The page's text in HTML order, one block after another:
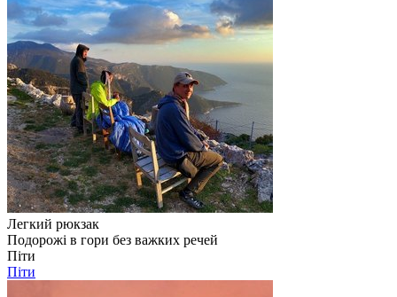
Легкий рюкзак
Подорожі в гори без важких речей
Піти
Піти